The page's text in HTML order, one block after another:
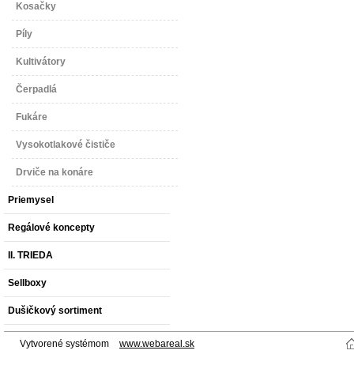
Kosačky
Píly
Kultivátory
Čerpadlá
Fukáre
Vysokotlakové čističe
Drviče na konáre
Priemysel
Regálové koncepty
II. TRIEDA
Sellboxy
Dušičkový sortiment
Vytvorené systémom www.webareal.sk